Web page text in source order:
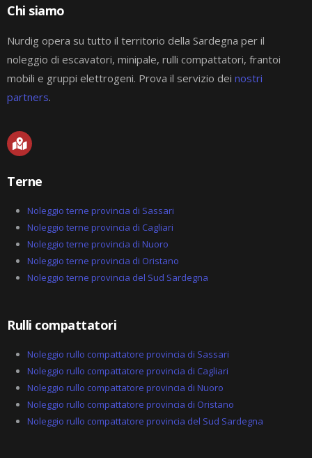
Chi siamo
Nurdig opera su tutto il territorio della Sardegna per il
noleggio di escavatori, minipale, rulli compattatori, frantoi
mobili e gruppi elettrogeni. Prova il servizio dei nostri
partners.
M
a
m
r
k
d
-
a
Terne
Noleggio terne provincia di Sassari
Noleggio terne provincia di Cagliari
Noleggio terne provincia di Nuoro
Noleggio terne provincia di Oristano
Noleggio terne provincia del Sud Sardegna
Rulli compattatori
Noleggio rullo compattatore provincia di Sassari
Noleggio rullo compattatore provincia di Cagliari
Noleggio rullo compattatore provincia di Nuoro
Noleggio rullo compattatore provincia di Oristano
Noleggio rullo compattatore provincia del Sud Sardegna